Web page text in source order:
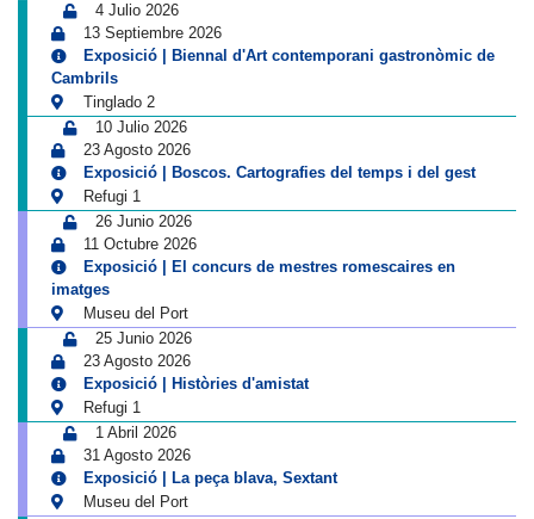
4 Julio 2026
13 Septiembre 2026
Exposició | Biennal d'Art contemporani gastronòmic de
Cambrils
Tinglado 2
10 Julio 2026
23 Agosto 2026
Exposició | Boscos. Cartografies del temps i del gest
Refugi 1
26 Junio 2026
11 Octubre 2026
Exposició | El concurs de mestres romescaires en
imatges
Museu del Port
25 Junio 2026
23 Agosto 2026
Exposició | Històries d'amistat
Refugi 1
1 Abril 2026
31 Agosto 2026
Exposició | La peça blava, Sextant
Museu del Port